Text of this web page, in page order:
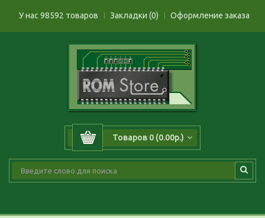
У нас 98592 товаров Закладки (0) Оформление заказа
Товаров 0 (0.00р.)